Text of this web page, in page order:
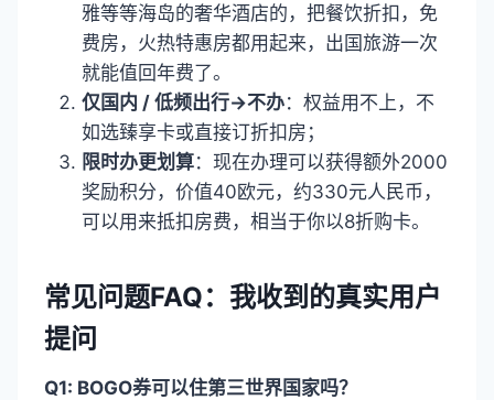
雅等等海岛的奢华酒店的，把餐饮折扣，免
费房，火热特惠房都用起来，出国旅游一次
就能值回年费了。
仅国内 / 低频出行→不办：权益用不上，不
如选臻享卡或直接订折扣房；
限时办更划算：现在办理可以获得额外2000
奖励积分，价值40欧元，约330元人民币，
可以用来抵扣房费，相当于你以8折购卡。
常见问题FAQ：我收到的真实用户
提问
Q1: BOGO券可以住第三世界国家吗？